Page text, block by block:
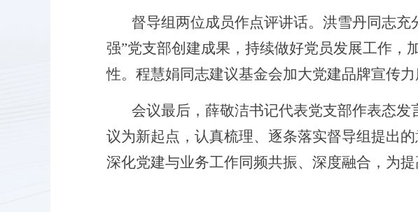
督导组两位成员作点评讲话。洪雪丹同志
强”党支部创建成果，持续做好党员发展工作，
性。程慧娟同志建议基金会加大党建品牌宣传
会议最后，薛敬洁书记代表党支部作表态发
议为新起点，认真梳理、逐条落实督导组提出
深化党建与业务工作同频共振、深度融合，为